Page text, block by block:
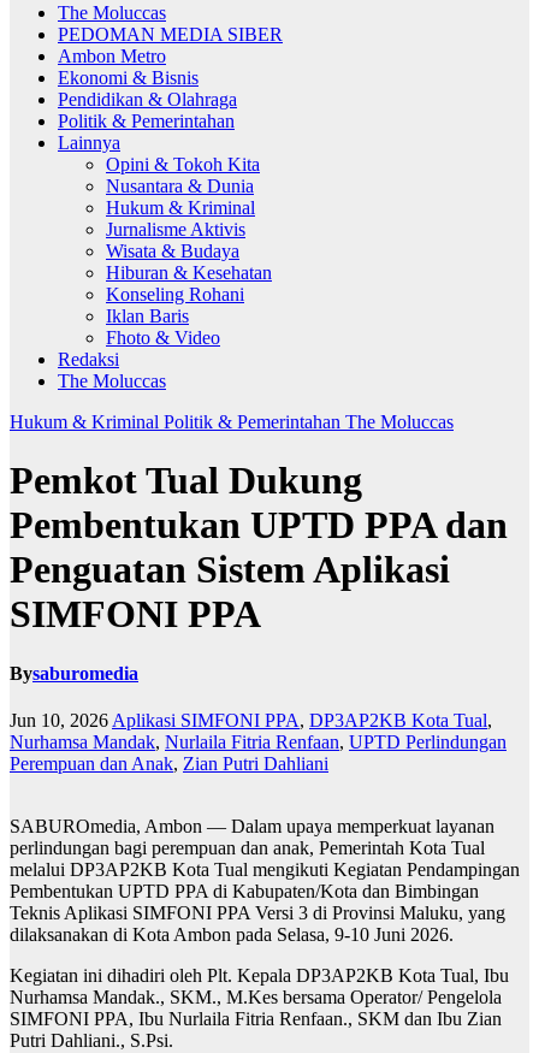
The Moluccas
PEDOMAN MEDIA SIBER
Ambon Metro
Ekonomi & Bisnis
Pendidikan & Olahraga
Politik & Pemerintahan
Lainnya
Opini & Tokoh Kita
Nusantara & Dunia
Hukum & Kriminal
Jurnalisme Aktivis
Wisata & Budaya
Hiburan & Kesehatan
Konseling Rohani
Iklan Baris
Fhoto & Video
Redaksi
The Moluccas
Hukum & Kriminal Politik & Pemerintahan The Moluccas
Pemkot Tual Dukung
Pembentukan UPTD PPA dan
Penguatan Sistem Aplikasi
SIMFONI PPA
Bysaburomedia
Jun 10, 2026 Aplikasi SIMFONI PPA, DP3AP2KB Kota Tual,
Nurhamsa Mandak, Nurlaila Fitria Renfaan, UPTD Perlindungan
Perempuan dan Anak, Zian Putri Dahliani
SABUROmedia, Ambon — Dalam upaya memperkuat layanan
perlindungan bagi perempuan dan anak, Pemerintah Kota Tual
melalui DP3AP2KB Kota Tual mengikuti Kegiatan Pendampingan
Pembentukan UPTD PPA di Kabupaten/Kota dan Bimbingan
Teknis Aplikasi SIMFONI PPA Versi 3 di Provinsi Maluku, yang
dilaksanakan di Kota Ambon pada Selasa, 9-10 Juni 2026.
Kegiatan ini dihadiri oleh Plt. Kepala DP3AP2KB Kota Tual, Ibu
Nurhamsa Mandak., SKM., M.Kes bersama Operator/ Pengelola
SIMFONI PPA, Ibu Nurlaila Fitria Renfaan., SKM dan Ibu Zian
Putri Dahliani., S.Psi.